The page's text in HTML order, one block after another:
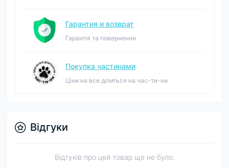
Гарантия и возврат
Гарантія та повернення
Покупка частинами
Ціни на все ділиться на час-ти-ни
Відгуки
Відгуків про цей товар ще не було.